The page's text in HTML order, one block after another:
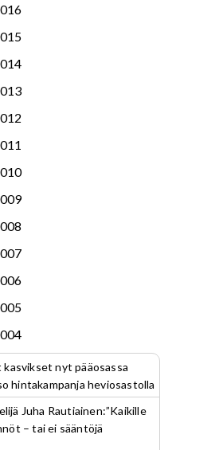
nyt pääosassa
hintakampanja heviosastolla
Juha Rautiainen:”Kaikille
– tai ei sääntöjä